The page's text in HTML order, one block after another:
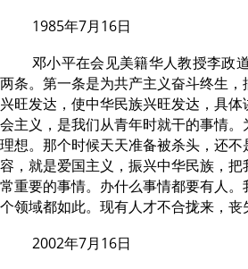
1985年7月16日
邓小平在会见美籍华人教授李政
两条。第一条是为共产主义奋斗终生
兴旺发达，使中华民族兴旺发达，具
会主义，是我们从青年时就干的事情
理想。那个时候天天准备被杀头，还
容，就是爱国主义，振兴中华民族，
常重要的事情。办什么事情都要有人
个领域都如此。现有人才不合拢来，丧
2002年7月16日